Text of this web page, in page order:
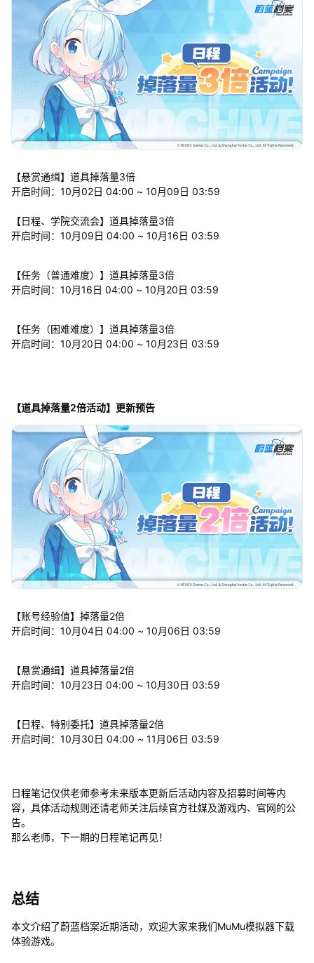
【悬赏通缉】道具掉落量3倍
开启时间：10月02日 04:00 ~ 10月09日 03:59
【日程、学院交流会】道具掉落量3倍
开启时间：10月09日 04:00 ~ 10月16日 03:59
【任务（普通难度）】道具掉落量3倍
开启时间：10月16日 04:00 ~ 10月20日 03:59
【任务（困难难度）】道具掉落量3倍
开启时间：10月20日 04:00 ~ 10月23日 03:59
【道具掉落量2倍活动】更新预告
【账号经验值】掉落量2倍
开启时间：10月04日 04:00 ~ 10月06日 03:59
【悬赏通缉】道具掉落量2倍
开启时间：10月23日 04:00 ~ 10月30日 03:59
【日程、特别委托】道具掉落量2倍
开启时间：10月30日 04:00 ~ 11月06日 03:59
日程笔记仅供老师参考未来版本更新后活动内容及招募时间等内
容，具体活动规则还请老师关注后续官方社媒及游戏内、官网的公
告。
那么老师，下一期的日程笔记再见！
总结
本文介绍了蔚蓝档案近期活动，欢迎大家来我们MuMu模拟器下载
体验游戏。